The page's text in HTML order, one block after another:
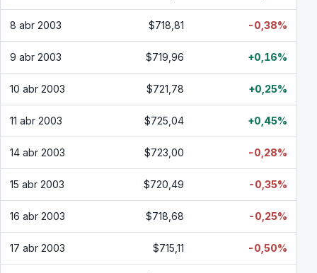
8 abr 2003 $718,81 -0,38%
9 abr 2003 $719,96 +0,16%
10 abr 2003 $721,78 +0,25%
11 abr 2003 $725,04 +0,45%
14 abr 2003 $723,00 -0,28%
15 abr 2003 $720,49 -0,35%
16 abr 2003 $718,68 -0,25%
17 abr 2003 $715,11 -0,50%